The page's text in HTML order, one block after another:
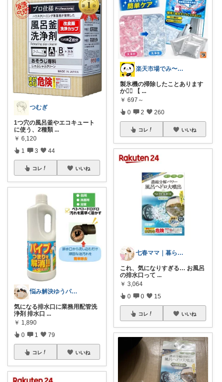
つむぎ
1つ穴の風呂釜やエコキュート
に使う、2種類 ...
￥ 6,120
1 3 44
コレ いいね
悩み解決ゆうパパroom
気になる排水口に業務用配管洗
浄剤 排水口 ...
￥ 1,890
0 1 79
コレ いいね
楽天市場でみ〜つけた💡🉐
製氷機の掃除したことあります
か🙆‍♀️ 【 ...
￥ 697～
0 2 260
コレ いいね
七春ママ｜暮らしとキャンプ
これ、気になりすぎる… お風呂
の排水口って ...
￥ 3,064
0 0 15
コレ いいね